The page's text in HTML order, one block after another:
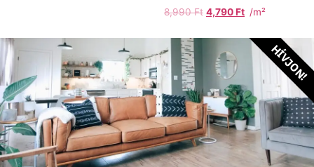
8,990Ft 4,790Ft /m²
HÍVJON!